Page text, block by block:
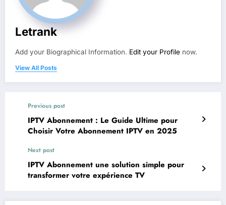
Letrank
Add your Biographical Information. Edit your Profile now.
View All Posts
Previous post
IPTV Abonnement : Le Guide Ultime pour
Choisir Votre Abonnement IPTV en 2025
Next post
IPTV Abonnement une solution simple pour
transformer votre expérience TV